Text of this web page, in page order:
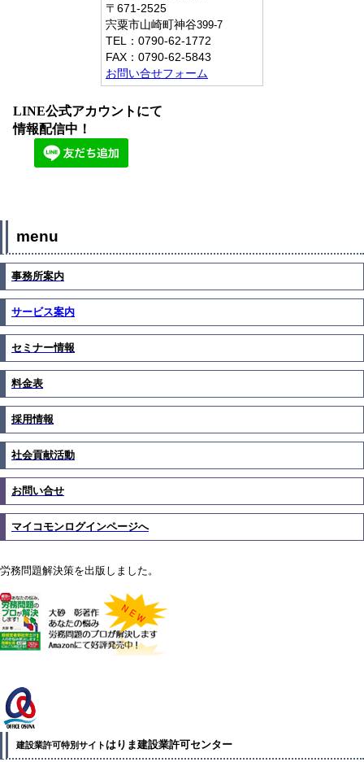
〒671-2525
宍粟市山崎町神谷399-7
TEL： 0790-62-1772
FAX： 0790-62-5843
お問い合せフォーム
LINE公式アカウントにて
情報配信中！
menu
事務所案内
サービス案内
セミナー情報
料金表
採用情報
社会貢献活動
お問い合せ
マイコモンログインページへ
労務問題解決策を出版しました。
建設業許可特別サイト はりま建設業許可センター